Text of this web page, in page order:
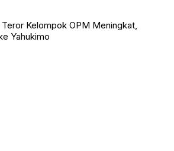
Teror Kelompok OPM Meningkat,
Yahukimo